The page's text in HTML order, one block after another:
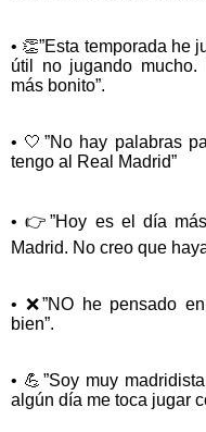
• 👏”Esta temporada
útil no jugando
más bonito”.
• 🤍”No hay palabras
tengo al Real Madrid”
• 👉”Hoy es el día
Madrid. No creo que
• ❌”NO he pensado
bien”.
• 💪”Soy muy
algún día me toca jugar